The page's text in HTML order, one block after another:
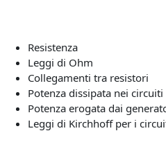
Resistenza
Leggi di Ohm
Collegamenti tra resistori
Potenza dissipata nei
Potenza erogata dai
Leggi di Kirchhoff per i